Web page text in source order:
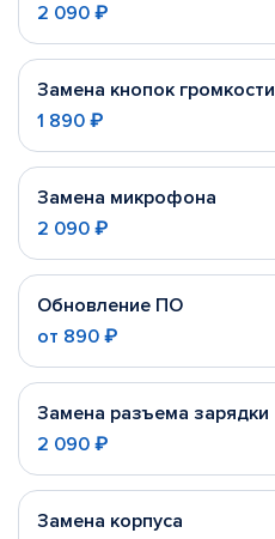
2 090 ₽
Замена кнопок громкости
1 890 ₽
Замена микрофона
2 090 ₽
Обновление ПО
от 890 ₽
Замена разъема зарядки
2 090 ₽
Замена корпуса